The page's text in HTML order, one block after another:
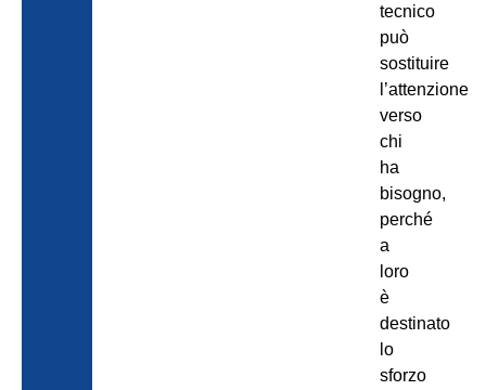
tecnico
può
sostituire
l’attenzione
verso
chi
ha
bisogno,
perché
a
loro
è
destinato
lo
sforzo